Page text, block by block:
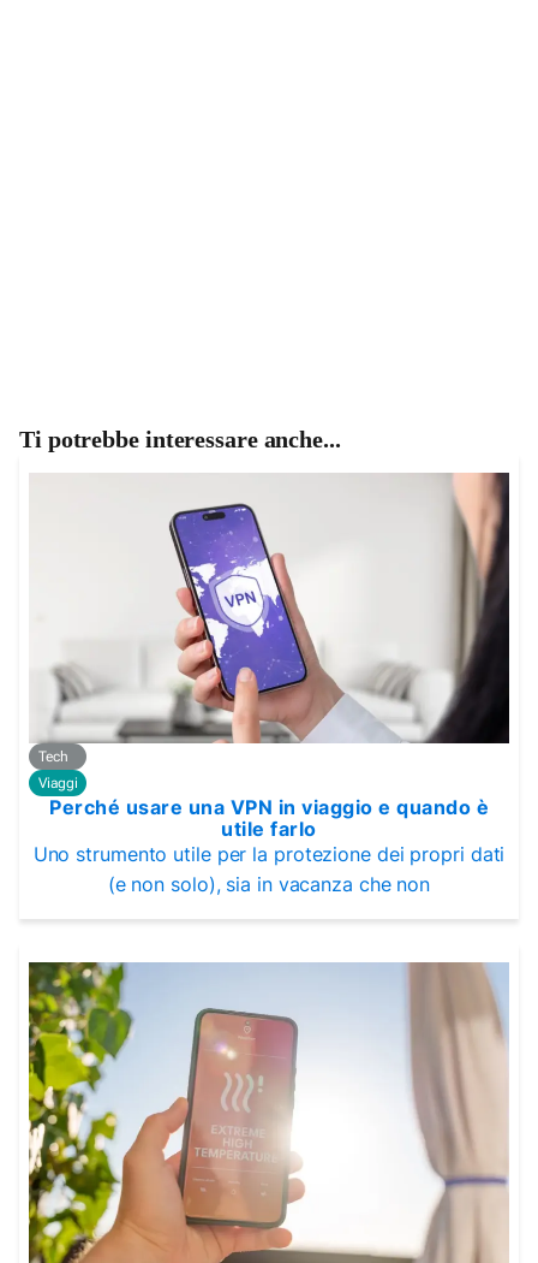
Ti potrebbe interessare anche...
Tech
Viaggi
Perché usare una VPN in viaggio e quando è
utile farlo
Uno strumento utile per la protezione dei propri dati
(e non solo), sia in vacanza che non